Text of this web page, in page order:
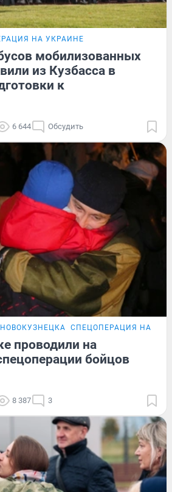
НА УКРАИНЕ
мобилизованных
из Кузбасса в
к
6 644 Обсудить
СПЕЦОПЕРАЦИЯ НА
проводили на
бойцов
8 387 3